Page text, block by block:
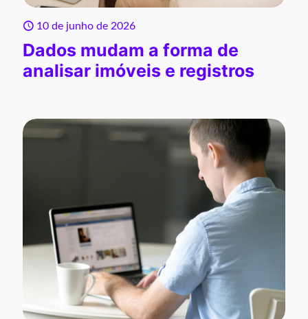
10 de junho de 2026
Dados mudam a forma de
analisar imóveis e registros